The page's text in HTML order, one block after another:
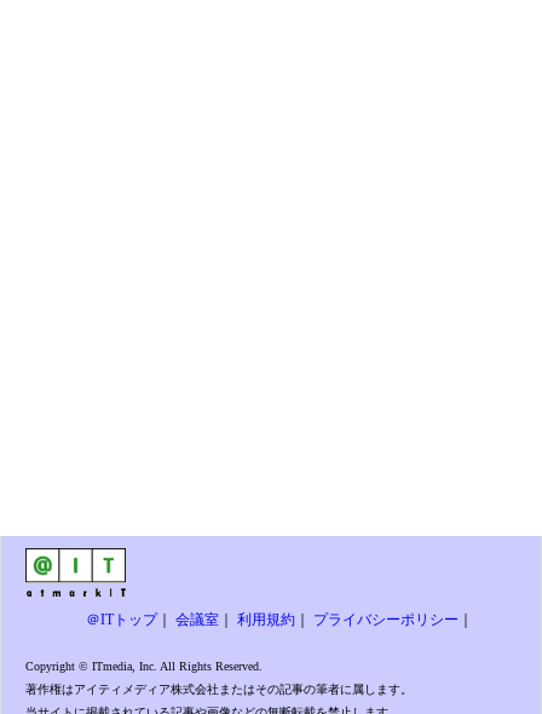
＠ITトップ｜ 会議室 利用規約 プライバシーポリシー
Copyright © ITmedia, Inc. All Rights Reserved.
著作権はアイティメディア株式会社またはその記事の筆者に属します。